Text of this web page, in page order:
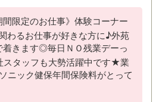
間限定のお仕事》体験コーナー
わるお仕事が好きな方に♪外苑
着きます◎毎日ＮＯ残業デーっ
スタッフも大勢活躍中です★業
ニック健保年間保険料がとって